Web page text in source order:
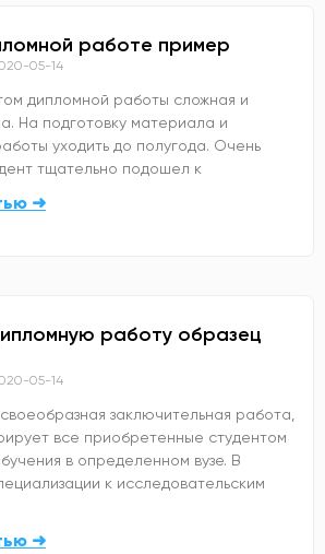
работе пример
05-14
дипломной работы сложная и
На подготовку материала и
уходить до полугода. Очень
тщательно подошел к
➜
работу образец
05-14
заключительная работа,
все приобретенные студентом
в определенном вузе. В
к исследовательским
➜